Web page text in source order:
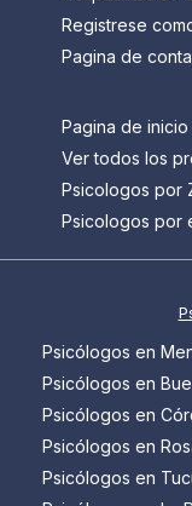
Registrese
Pagina de
Pagina de inicio
Ver todos los
Psicologos por
Psicologos por
Psicólogos en
Psicólogos en
Psicólogos en
Psicólogos en
Psicólogos en